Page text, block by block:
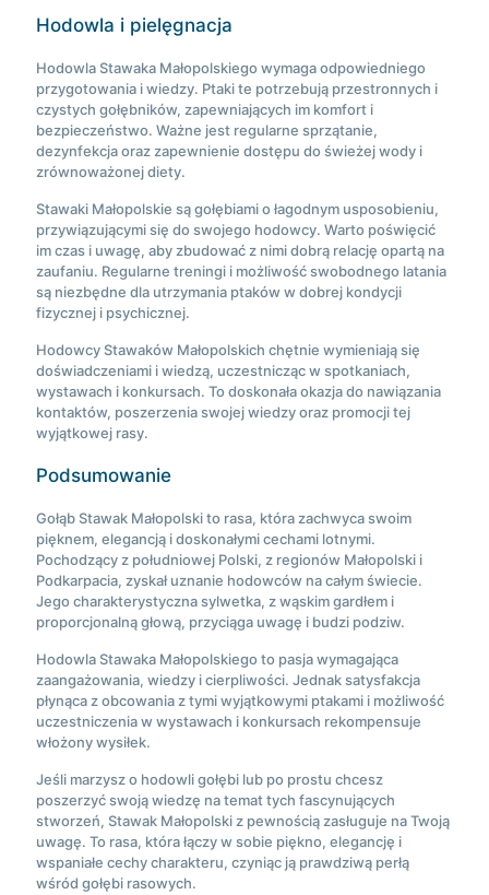
Hodowla i pielęgnacja
Hodowla Stawaka Małopolskiego wymaga odpowiedniego
przygotowania i wiedzy. Ptaki te potrzebują przestronnych i
czystych gołębników, zapewniających im komfort i
bezpieczeństwo. Ważne jest regularne sprzątanie,
dezynfekcja oraz zapewnienie dostępu do świeżej wody i
zrównoważonej diety.
Stawaki Małopolskie są gołębiami o łagodnym usposobieniu,
przywiązującymi się do swojego hodowcy. Warto poświęcić
im czas i uwagę, aby zbudować z nimi dobrą relację opartą na
zaufaniu. Regularne treningi i możliwość swobodnego latania
są niezbędne dla utrzymania ptaków w dobrej kondycji
fizycznej i psychicznej.
Hodowcy Stawaków Małopolskich chętnie wymieniają się
doświadczeniami i wiedzą, uczestnicząc w spotkaniach,
wystawach i konkursach. To doskonała okazja do nawiązania
kontaktów, poszerzenia swojej wiedzy oraz promocji tej
wyjątkowej rasy.
Podsumowanie
Gołąb Stawak Małopolski to rasa, która zachwyca swoim
pięknem, elegancją i doskonałymi cechami lotnymi.
Pochodzący z południowej Polski, z regionów Małopolski i
Podkarpacia, zyskał uznanie hodowców na całym świecie.
Jego charakterystyczna sylwetka, z wąskim gardłem i
proporcjonalną głową, przyciąga uwagę i budzi podziw.
Hodowla Stawaka Małopolskiego to pasja wymagająca
zaangażowania, wiedzy i cierpliwości. Jednak satysfakcja
płynąca z obcowania z tymi wyjątkowymi ptakami i możliwość
uczestniczenia w wystawach i konkursach rekompensuje
włożony wysiłek.
Jeśli marzysz o hodowli gołębi lub po prostu chcesz
poszerzyć swoją wiedzę na temat tych fascynujących
stworzeń, Stawak Małopolski z pewnością zasługuje na Twoją
uwagę. To rasa, która łączy w sobie piękno, elegancję i
wspaniałe cechy charakteru, czyniąc ją prawdziwą perłą
wśród gołębi rasowych.